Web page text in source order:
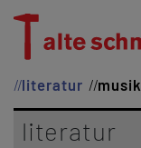
literatur musik
literatur